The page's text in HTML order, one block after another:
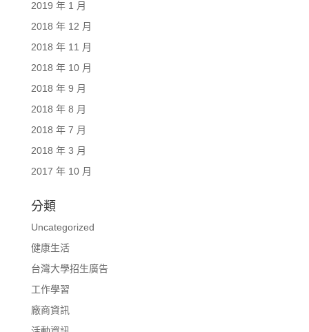
2019 年 1 月
2018 年 12 月
2018 年 11 月
2018 年 10 月
2018 年 9 月
2018 年 8 月
2018 年 7 月
2018 年 3 月
2017 年 10 月
分類
Uncategorized
健康生活
台灣大學招生廣告
工作學習
廠商資訊